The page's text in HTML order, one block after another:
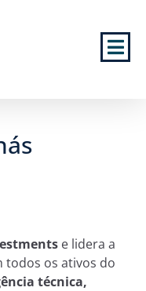
e lidera a
todos os ativos do
técnica,